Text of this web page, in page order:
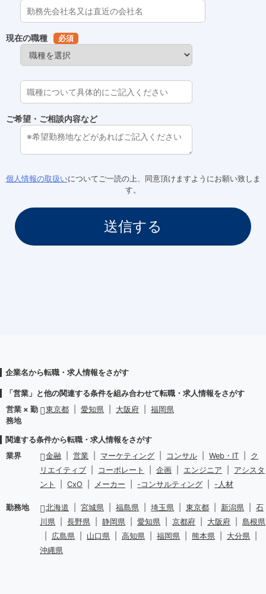
現在の職種 必須
ご希望・ご相談内容など
個人情報の取扱いについてご一読の上、同意頂けますようにお願い致しま
す。
企業名から転職・求人情報をさがす
「営業」と他の関連する条件を組み合わせて転職・求人情報をさがす
営業 × 勤
務地
東京都 愛知県 大阪府 福岡県
関連する条件から転職・求人情報をさがす
業界
金融 営業 マーケティング コンサル Web・IT
ク
リエイティブ
コーポレート 企画 エンジニア
アシスタ
ント
CxO メーカー -コンサルティング -人材
勤務地 北海道 宮城県 福島県 埼玉県 東京都 新潟県
石
川県
長野県 静岡県 愛知県 京都府 大阪府
島根県
広島県 山口県 高知県 福岡県 熊本県 大分県
沖縄県